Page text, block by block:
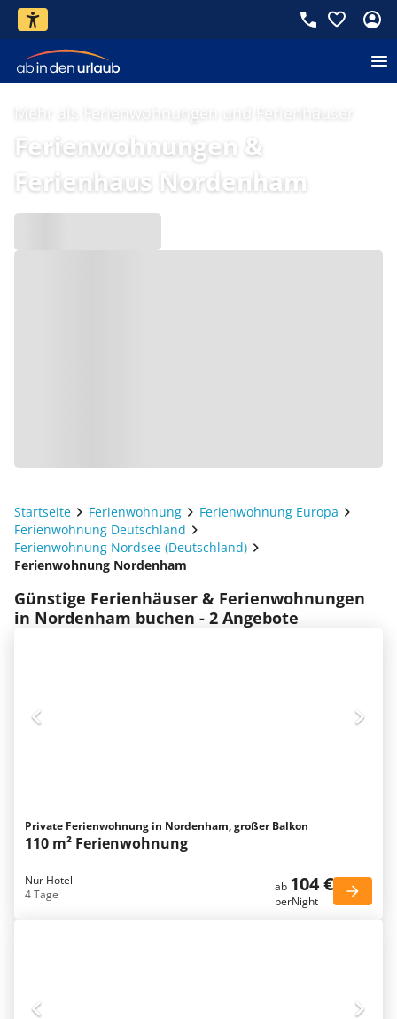
Mehr als Ferienwohnungen und Ferienhäuser
Ferienwohnungen &
Ferienhaus Nordenham
Startseite Ferienwohnung
Ferienwohnung Europa
Ferienwohnung Deutschland
Ferienwohnung Nordsee (Deutschland)
Ferienwohnung Nordenham
Günstige Ferienhäuser & Ferienwohnungen
in Nordenham buchen - 2 Angebote
Private Ferienwohnung in Nordenham, großer Balkon
110 m² Ferienwohnung
Nur Hotel
4 Tage
ab 104 €
perNight